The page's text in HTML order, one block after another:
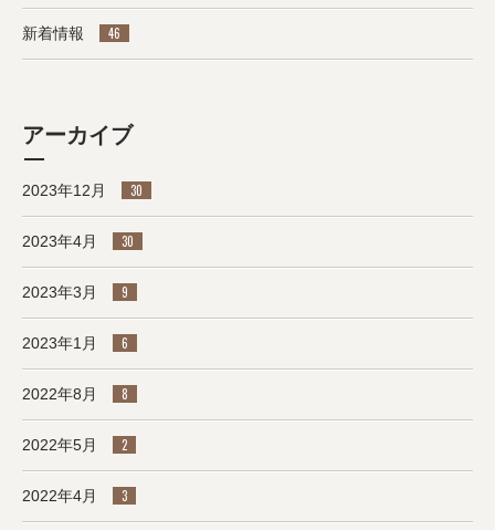
新着情報 46
アーカイブ
2023年12月 30
2023年4月 30
2023年3月 9
2023年1月 6
2022年8月 8
2022年5月 2
2022年4月 3